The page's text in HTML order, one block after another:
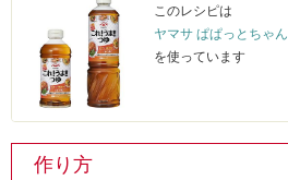
このレシピは
ヤマサ ぱぱっとちゃ
を使っています
作り方